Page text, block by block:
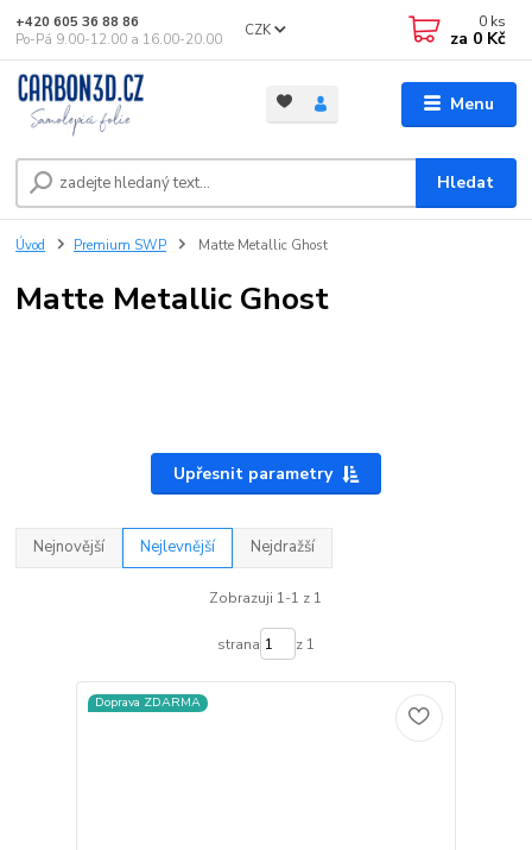
Menu
CZK
Hledat
+420 605 36 88 86
Po-Pá 9.00-12.00 a 16.00-20.00
0 ks
za 0 Kč
Úvod Premium SWP Matte Metallic Ghost
Matte Metallic Ghost
Upřesnit parametry
Nejnovější Nejlevnější Nejdražší
Zobrazuji 1-1 z 1
strana z 1
Doprava ZDARMA